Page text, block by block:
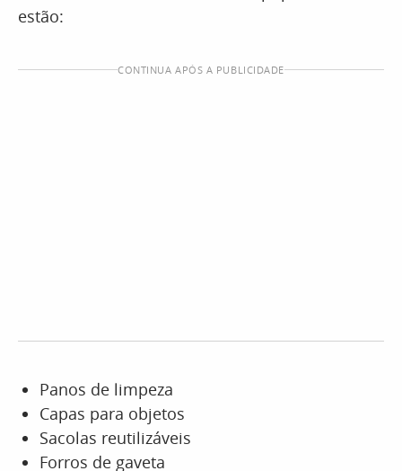
estão:
CONTINUA APÓS A PUBLICIDADE
Panos de limpeza
Capas para objetos
Sacolas reutilizáveis
Forros de gaveta